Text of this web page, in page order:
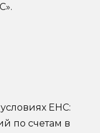
ЕНС:
по счетам в